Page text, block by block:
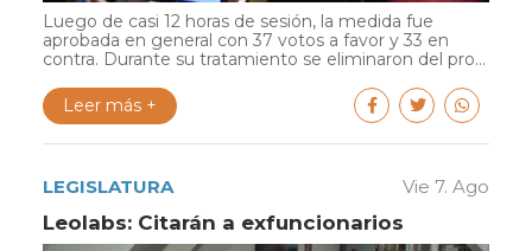
Luego de casi 12 horas de sesión, la medida fue
aprobada en general con 37 votos a favor y 33 en
contra. Durante su tratamiento se eliminaron del pro...
Leer más +
LEGISLATURA Vie 7. Ago
Leolabs: Citarán a exfuncionarios